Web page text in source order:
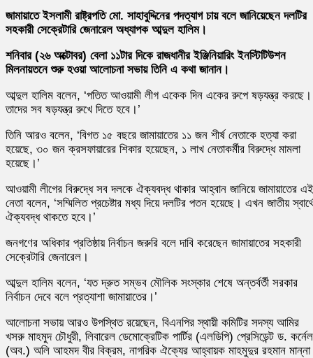
জামায়াতে ইসলামী রাষ্ট্রপতি মো. সাহাবুদ্দিনের পদত্যাগ চায় বলে জানিয়েছেন দলটির
সহকারী সেক্রেটারি জেনারেল অধ্যাপক আব্দুল হালিম।
শনিবার (২৬ অক্টোবর) বেলা ১১টার দিকে রাজধানীর ইঞ্জিনিয়ারিং ইনস্টিটিউশন
মিলনায়তনে শুরু হওয়া আলোচনা সভায় তিনি এ কথা জানান।
আব্দুল হালিম বলেন, ‘পতিত আওয়ামী লীগ একেক দিন একের রুপে ষড়যন্ত্র করছে।
তাদের সব ষড়যন্ত্র রুখে দিতে হবে।’
তিনি আরও বলেন, ‘বিগত ১৫ বছরে জামায়াতের ১১ জন শীর্ষ নেতাকে হত্যা করা
হয়েছে, ৩০ জন ক্রসফায়ারের শিকার হয়েছেন, ১ লাখ নেতাকর্মীর বিরুদ্ধে মামলা
হয়েছে।’
আওয়ামী লীগের বিরুদ্ধে সব দলকে ঐক্যবদ্ধ থাকার আহ্বান জানিয়ে জামায়াতের এই
নেতা বলেন, ‘সম্মিলিত প্রচেষ্টার মধ্য দিয়ে দলটির পতন হয়েছে। এখন জাতীয়
ঐক্যবদ্ধ থাকতে হবে।’
জনগণের অধিকার প্রতিষ্ঠায় নির্বাচন জরুরি বলে দাবি করেছেন জামায়াতের সহকারী
সেক্রেটারি জেনারেল।
আব্দুল হালিম বলেন, ‘যত দ্রুত সম্ভব মৌলিক সংস্কার শেষে অন্তর্বর্তী সরকার
নির্বাচন দেবে বলে প্রত্যাশা জামায়াতের।’
আলোচনা সভায় আরও উপস্থিত রয়েছেন, বিএনপির স্থায়ী কমিটির সদস্য আমির
খসরু মাহমুদ চৌধুরী, লিবারেল ডেমোক্রেটিক পার্টির (এলডিপি) প্রেসিডেন্ট ড. কর্নেল
(অব.) অলি আহমদ বীর বিক্রম, নাগরিক ঐক্যের আহ্বায়ক মাহমুদুর রহমান